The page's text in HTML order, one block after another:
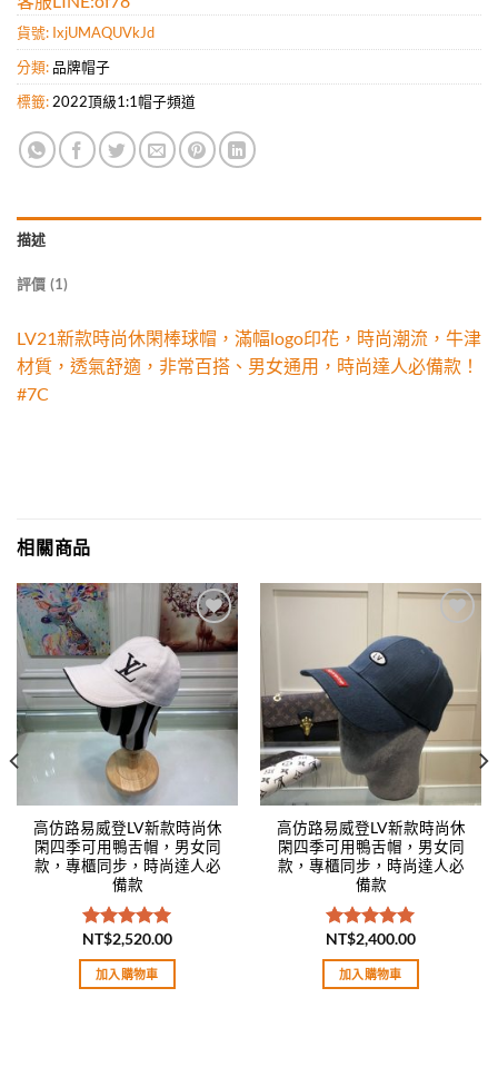
貨號: IxjUMAQUVkJd
分類: 品牌帽子
標籤: 2022頂級1:1帽子頻道
描述
評價 (1)
LV21新款時尚休閑棒球帽，滿幅logo印花，時尚潮流，牛津
材質，透氣舒適，非常百搭、男女通用，時尚達人必備款！
#7C
相關商品
Add to
wishlist
高仿路易威登LV新款時尚休
閑四季可用鴨舌帽，男女同
款，專櫃同步，時尚達人必
備款
評分5.00
滿分 5
NT$2,520.00
加入購物車
wishlist
高仿路易威登LV新款時尚休
閑四季可用鴨舌帽，男女同
款，專櫃同步，時尚達人必
備款
評分5.00
滿分 5
NT$2,400.00
加入購物車